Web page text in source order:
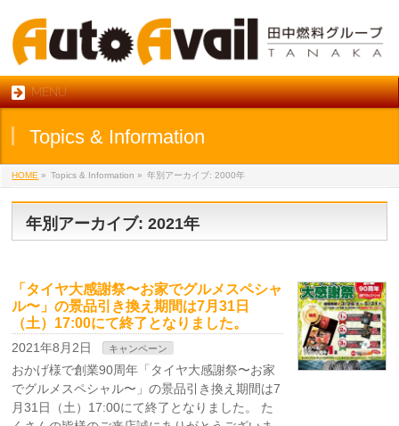
MENU
Topics & Information
HOME » Topics & Information » 年別アーカイブ: 2000年
年別アーカイブ: 2021年
「タイヤ大感謝祭〜お家でグルメスペシャ
ル〜」の景品引き換え期間は7月31日
（土）17:00にて終了となりました。
2021年8月2日 キャンペーン
おかげ様で創業90周年「タイヤ大感謝祭〜お家
でグルメスペシャル〜」の景品引き換え期間は7
月31日（土）17:00にて終了となりました。 た